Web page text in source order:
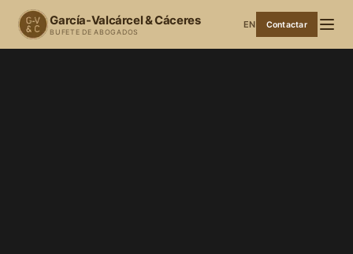
García-Valcárcel & Cáceres
BUFETE DE ABOGADOS
EN Contactar